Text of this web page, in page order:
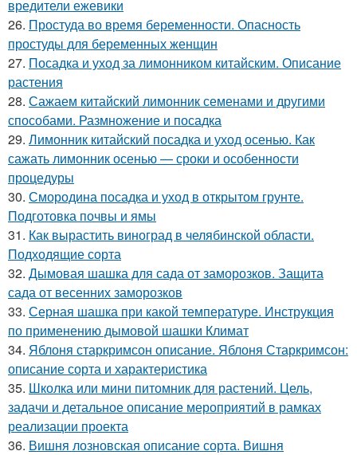
вредители ежевики
26. Простуда во время беременности. Опасность
простуды для беременных женщин
27. Посадка и уход за лимонником китайским. Описание
растения
28. Сажаем китайский лимонник семенами и другими
способами. Размножение и посадка
29. Лимонник китайский посадка и уход осенью. Как
сажать лимонник осенью — сроки и особенности
процедуры
30. Смородина посадка и уход в открытом грунте.
Подготовка почвы и ямы
31. Как вырастить виноград в челябинской области.
Подходящие сорта
32. Дымовая шашка для сада от заморозков. Защита
сада от весенних заморозков
33. Серная шашка при какой температуре. Инструкция
по применению дымовой шашки Климат
34. Яблоня старкримсон описание. Яблоня Старкримсон:
описание сорта и характеристика
35. Школка или мини питомник для растений. Цель,
задачи и детальное описание мероприятий в рамках
реализации проекта
36. Вишня лозновская описание сорта. Вишня